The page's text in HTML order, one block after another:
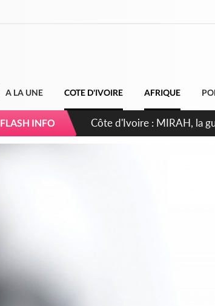
A LA UNE COTE D'IVOIRE AFRIQUE
FLASH INFO Côte d'Ivoire :